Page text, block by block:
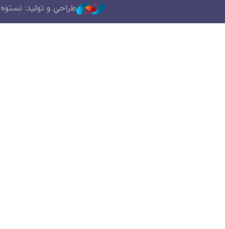
طراحی و تولید: نستوه